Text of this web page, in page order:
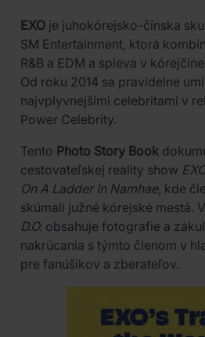
EXO je juhokórejsko-čínska
SM Entertainment, ktorá
R&B a EDM a spieva v
Od roku 2014 sa pravidelne
najvplyvnejšími celebritami v
Power Celebrity.
Tento Photo Story Book
cestovateľskej reality show
On A Ladder In Namhae, kde
skúmali južné kórejské mestá.
D.O. obsahuje fotografie a
nakrúcania s týmto členom v
pre fanúšikov a zberateľov.